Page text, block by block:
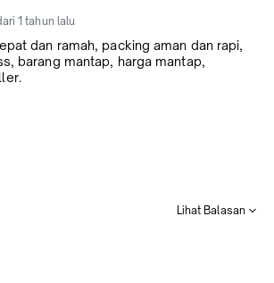
1 tahun lalu
dan ramah, packing aman dan rapi,
barang mantap, harga mantap,
Lihat Balasan